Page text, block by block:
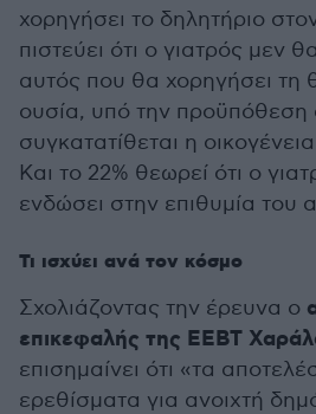
χορηγήσει το δηλητήριο
πιστεύει ότι ο γιατρός μεν
αυτός που θα χορηγήσει τη
ουσία, υπό την προϋπόθεση
συγκατατίθεται η
Και το 22% θεωρεί ότι ο
ενδώσει στην επιθυμία του
Τι ισχύει ανά τον κόσμο
Σχολιάζοντας την έρευνα ο
επικεφαλής της ΕΕΒΤ
επισημαίνει ότι «τα
ερεθίσματα για ανοιχτή